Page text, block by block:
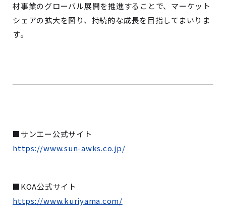
材事業のグローバル展開を推進することで、マーケット
シェアの拡大を図り、持続的な成長を目指してまいりま
す。
■サンエー公式サイト
https://www.sun-awks.co.jp/
■KOA公式サイト
https://www.kuriyama.com/